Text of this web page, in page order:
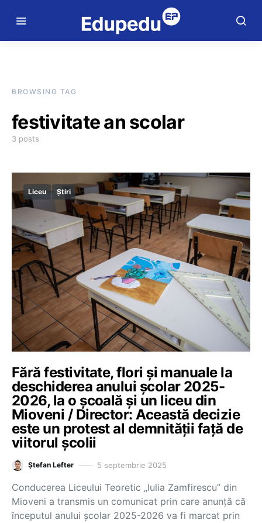
BROWSING TAG
festivitate an scolar
3 posts
Liceu Știri
Fără festivitate, flori și manuale la
deschiderea anului școlar 2025-
2026, la o școală și un liceu din
Mioveni / Director: Această decizie
este un protest al demnității față de
viitorul școlii
Ștefan Lefter 5 septembrie 2025
Conducerea Liceului Teoretic „Iulia Zamfirescu” din
Mioveni a transmis un comunicat prin care anunță că
începutul anului școlar 2025-2026 va fi marcat prin